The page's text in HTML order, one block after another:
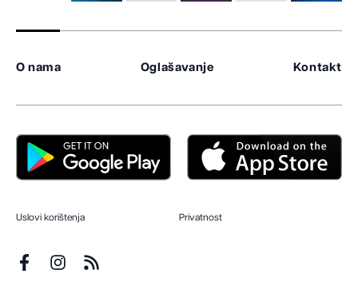
O nama Oglašavanje Kontakt
Uslovi korištenja Privatnost